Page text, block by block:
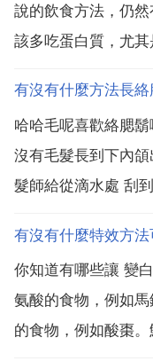
說的飲食方法，仍
該多吃蛋白質，尤
肉 蛋 牛奶 乳酪及
食品則應儘量不吃
哈哈毛呢喜歡絡腮
沒有毛髮長到下內
髮師給從滴水處 刮
月粗 是 一個道理吧,
試試。有什麼方法
有沒有什麼特效方
你知道有哪些讓 變
氨酸的食物，例如
的食物，例如酸棗